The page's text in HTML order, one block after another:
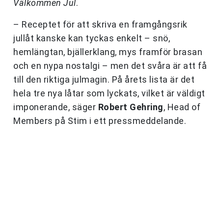
Välkommen Jul.
– Receptet för att skriva en framgångsrik
jullåt kanske kan tyckas enkelt – snö,
hemlängtan, bjällerklang, mys framför brasan
och en nypa nostalgi – men det svåra är att få
till den riktiga julmagin. På årets lista är det
hela tre nya låtar som lyckats, vilket är väldigt
imponerande, säger Robert Gehring, Head of
Members på Stim i ett pressmeddelande.